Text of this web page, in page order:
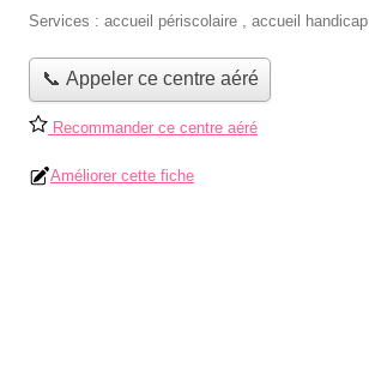
Services : accueil périscolaire , accueil handicap
📞 Appeler ce centre aéré
Recommander ce centre aéré
Améliorer cette fiche